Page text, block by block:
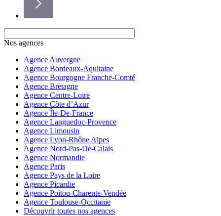
Nos agences
Agence Auvergne
Agence Bordeaux-Aquitaine
Agence Bourgogne Franche-Comté
Agence Bretagne
Agence Centre-Loire
Agence Côte d’Azur
Agence Île-De-France
Agence Languedoc-Provence
Agence Limousin
Agence Lyon-Rhône Alpes
Agence Nord-Pas-De-Calais
Agence Normandie
Agence Paris
Agence Pays de la Loire
Agence Picardie
Agence Poitou-Charente-Vendée
Agence Toulouse-Occitanie
Découvrir toutes nos agences